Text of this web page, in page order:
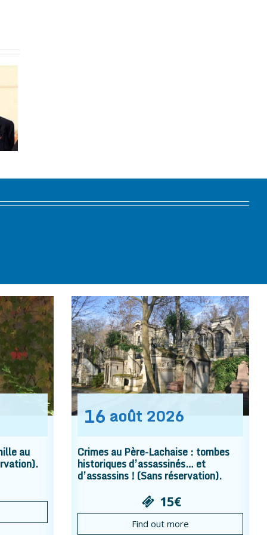
au
16 août 2026
Crimes au Père-Lachaise : tombes
historiques d’assassinés… et
d’assassins ! (Sans réservation).
15€
Find out more